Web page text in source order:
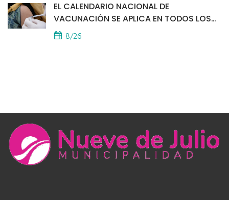
EL CALENDARIO NACIONAL DE
VACUNACIÓN SE APLICA EN TODOS LOS
CAPS
8/26